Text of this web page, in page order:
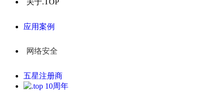
关于.TOP
应用案例
网络安全
五星注册商